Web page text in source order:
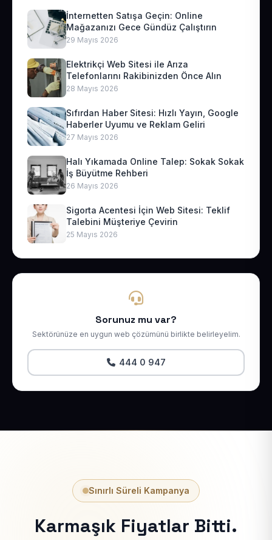
İnternetten Satışa Geçin: Online
Mağazanızı Gece Gündüz Çalıştırın
29 Mayıs 2026
Elektrikçi Web Sitesi ile Arıza
Telefonlarını Rakibinizden Önce Alın
28 Mayıs 2026
Sıfırdan Haber Sitesi: Hızlı Yayın, Google
Haberler Uyumu ve Reklam Geliri
27 Mayıs 2026
Halı Yıkamada Online Talep: Sokak Sokak
İş Büyütme Rehberi
26 Mayıs 2026
Sigorta Acentesi İçin Web Sitesi: Teklif
Talebini Müşteriye Çevirin
25 Mayıs 2026
Sorunuz mu var?
Sektörünüze en uygun web çözümünü birlikte belirleyelim.
444 0 947
Sınırlı Süreli Kampanya
Karmaşık Fiyatlar Bitti.